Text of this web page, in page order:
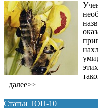
далее>>
Статьи ТОП-10